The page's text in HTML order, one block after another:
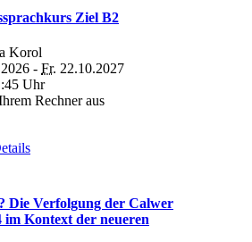
Ziel B2
Korol
- Fr. 22.10.2027
Uhr
Rechner aus
Die Verfolgung der Calwer
im Kontext der neueren